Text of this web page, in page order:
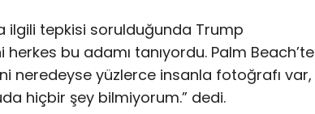
ilgili tepkisi sorulduğunda Trump
bu adamı tanıyordu. Palm Beach’te
neredeyse yüzlerce insanla fotoğrafı var,
hiçbir şey bilmiyorum.” dedi.